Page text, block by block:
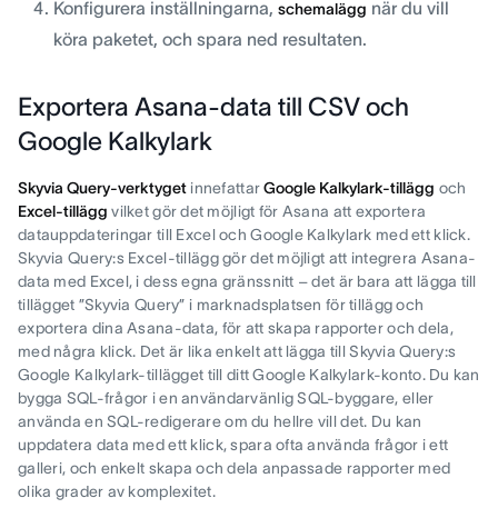
Konfigurera inställningarna, schemalägg när du vill
köra paketet, och spara ned resultaten.
Exportera Asana-data till CSV och
Google Kalkylark
Skyvia Query-verktyget innefattarGoogle Kalkylark-tillägg och
Excel-tillägg vilket gör det möjligt för Asana att exportera
datauppdateringar till Excel och Google Kalkylark med ett klick.
Skyvia Query:s Excel-tillägg gör det möjligt att integrera Asana-
data med Excel, i dess egna gränssnitt – det är bara att lägga till
tillägget ”Skyvia Query” i marknadsplatsen för tillägg och
exportera dina Asana-data, för att skapa rapporter och dela,
med några klick. Det är lika enkelt att lägga till Skyvia Query:s
Google Kalkylark-tillägget till ditt Google Kalkylark-konto. Du kan
bygga SQL-frågor i en användarvänlig SQL-byggare, eller
använda en SQL-redigerare om du hellre vill det. Du kan
uppdatera data med ett klick, spara ofta använda frågor i ett
galleri, och enkelt skapa och dela anpassade rapporter med
olika grader av komplexitet.